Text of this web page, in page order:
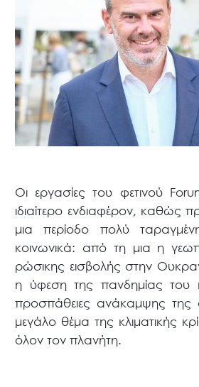
Οι εργασίες του φετινού
ιδιαίτερο ενδιαφέρον, καθώς
μια περίοδο πολύ
κοινωνικά: από τη μια η
ρώσικης εισβολής στην
η ύφεση της πανδημίας του
προσπάθειες ανάκαμψης της
μεγάλο θέμα της κλιματικής
όλον τον πλανήτη.